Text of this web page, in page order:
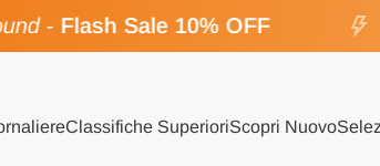
-Flash Sale 10% OFF
Classifiche SuperioriScopri Nuovo